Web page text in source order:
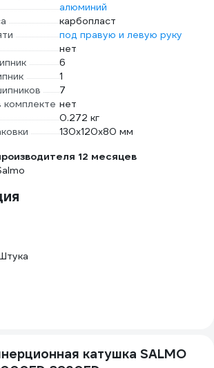
алюминий
карбопласт
под правую и левую руку
нет
6
1
7
комплекте нет
0.272 кг
130х120х80 мм
12 месяцев
катушка SALMO